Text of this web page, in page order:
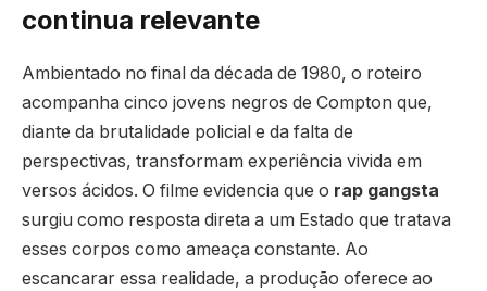
continua relevante
Ambientado no final da década de 1980, o roteiro
acompanha cinco jovens negros de Compton que,
diante da brutalidade policial e da falta de
perspectivas, transformam experiência vivida em
versos ácidos. O filme evidencia que o rap gangsta
surgiu como resposta direta a um Estado que tratava
esses corpos como ameaça constante. Ao
escancarar essa realidade, a produção oferece ao